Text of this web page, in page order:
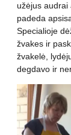
užėjus
padeda
Specialioje
žvakes ir
žvakelė,
degdavo ir